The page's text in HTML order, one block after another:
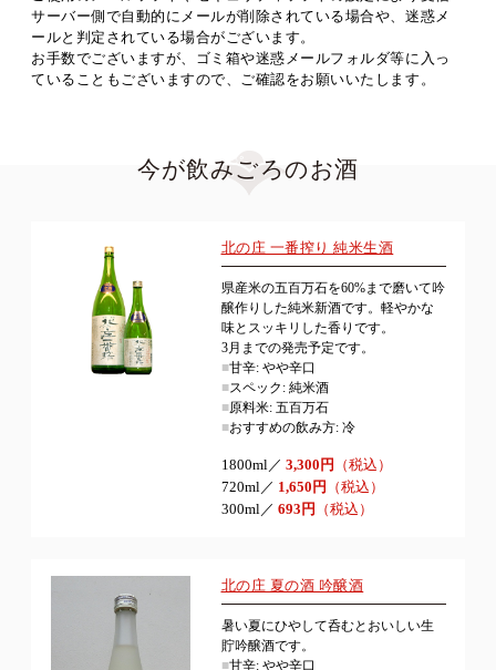
サーバー側で自動的にメールが削除されている場合や、迷惑メ
ールと判定されている場合がございます。
お手数でございますが、ゴミ箱や迷惑メールフォルダ等に入っ
ていることもございますので、ご確認をお願いいたします。
今が飲みごろのお酒
北の庄 一番搾り 純米生酒
県産米の五百万石を60%まで磨いて吟
醸作りした純米新酒です。軽やかな
味とスッキリした香りです。
3月までの発売予定です。
■甘辛: やや辛口
■スペック: 純米酒
■原料米: 五百万石
■おすすめの飲み方: 冷
1800ml／ 3,300円 （税込）
720ml／ 1,650円 （税込）
300ml／ 693円 （税込）
北の庄 夏の酒 吟醸酒
暑い夏にひやして呑むとおいしい生
貯吟醸酒です。
■甘辛: やや辛口